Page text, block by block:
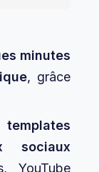
minutes
, grâce
templates
sociaux
YouTube